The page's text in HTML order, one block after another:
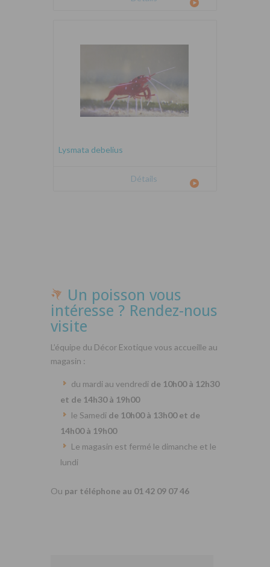
Lysmata debelius
Détails
Un poisson vous
intéresse ? Rendez-nous
visite
L’équipe du Décor Exotique vous accueille au
magasin :
du mardi au vendredi de 10h00 à 12h30
et de 14h30 à 19h00
le Samedi de 10h00 à 13h00 et de
14h00 à 19h00
Le magasin est fermé le dimanche et le
lundi
Ou par téléphone au 01 42 09 07 46